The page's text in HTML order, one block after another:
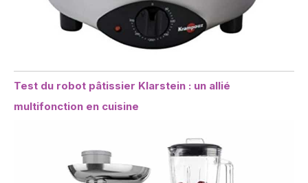
Test du robot pâtissier Klarstein : un allié
multifonction en cuisine